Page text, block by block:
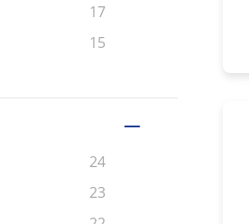
17
15
24
23